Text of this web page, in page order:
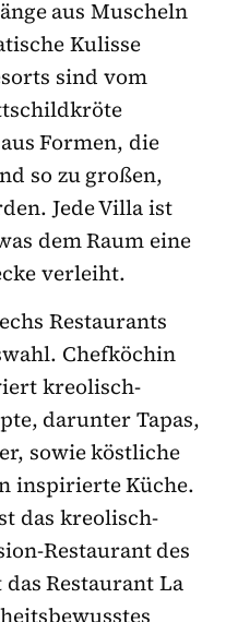
aus Muscheln
Kulisse
sind vom
Formen, die
so zu großen,
Jede Villa ist
dem Raum eine
verleiht.
Restaurants
Chefköchin
kreolisch-
darunter Tapas,
sowie köstliche
inspirierte Küche.
das kreolisch-
Restaurant des
Restaurant La